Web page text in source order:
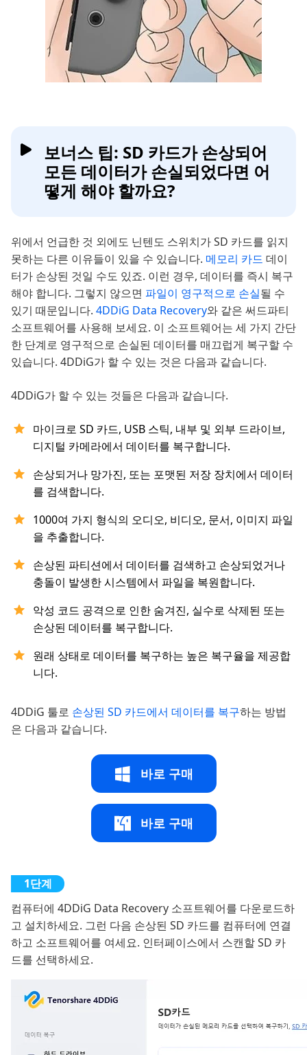
보너스 팁: SD 카드가 손상되어
모든 데이터가 손실되었다면 어
떻게 해야 할까요?
위에서 언급한 것 외에도 닌텐도 스위치가 SD 카드를 읽지
못하는 다른 이유들이 있을 수 있습니다. 메모리 카드 데이
터가 손상된 것일 수도 있죠. 이런 경우, 데이터를 즉시 복구
해야 합니다. 그렇지 않으면 파일이 영구적으로 손실될 수
있기 때문입니다. 4DDiG Data Recovery와 같은 써드파티
소프트웨어를 사용해 보세요. 이 소프트웨어는 세 가지 간단
한 단계로 영구적으로 손실된 데이터를 매끄럽게 복구할 수
있습니다. 4DDiG가 할 수 있는 것은 다음과 같습니다.
4DDiG가 할 수 있는 것들은 다음과 같습니다.
마이크로 SD 카드, USB 스틱, 내부 및 외부 드라이브,
디지털 카메라에서 데이터를 복구합니다.
손상되거나 망가진, 또는 포맷된 저장 장치에서 데이터
를 검색합니다.
1000여 가지 형식의 오디오, 비디오, 문서, 이미지 파일
을 추출합니다.
손상된 파티션에서 데이터를 검색하고 손상되었거나
충돌이 발생한 시스템에서 파일을 복원합니다.
악성 코드 공격으로 인한 숨겨진, 실수로 삭제된 또는
손상된 데이터를 복구합니다.
원래 상태로 데이터를 복구하는 높은 복구율을 제공합
니다.
4DDiG 툴로 손상된 SD 카드에서 데이터를 복구하는 방법
은 다음과 같습니다.
바로 구매
바로 구매
컴퓨터에 4DDiG Data Recovery 소프트웨어를 다운로드하
고 설치하세요. 그런 다음 손상된 SD 카드를 컴퓨터에 연결
하고 소프트웨어를 여세요. 인터페이스에서 스캔할 SD 카
드를 선택하세요.